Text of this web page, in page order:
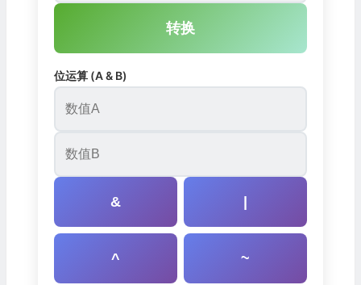
转换
位运算 (A & B)
&
^ ~